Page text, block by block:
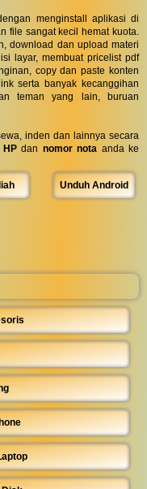
menginstall aplikasi di
file sangat kecil hemat kuota.
download dan upload materi
layar, membuat pricelist pdf
copy dan paste konten
serta banyak kecanggihan
teman yang lain, buruan
inden dan lainnya secara
HP dan nomor nota anda ke
Unduh Android